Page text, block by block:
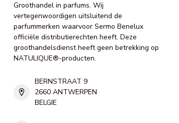
Groothandel in parfums. Wij
vertegenwoordigen uitsluitend de
parfummerken waarvoor Sermo Benelux
officiële distributierechten heeft. Deze
groothandelsdienst heeft geen betrekking op
NATULIQUE®-producten.
BERNSTRAAT 9
2660 ANTWERPEN
BELGIE